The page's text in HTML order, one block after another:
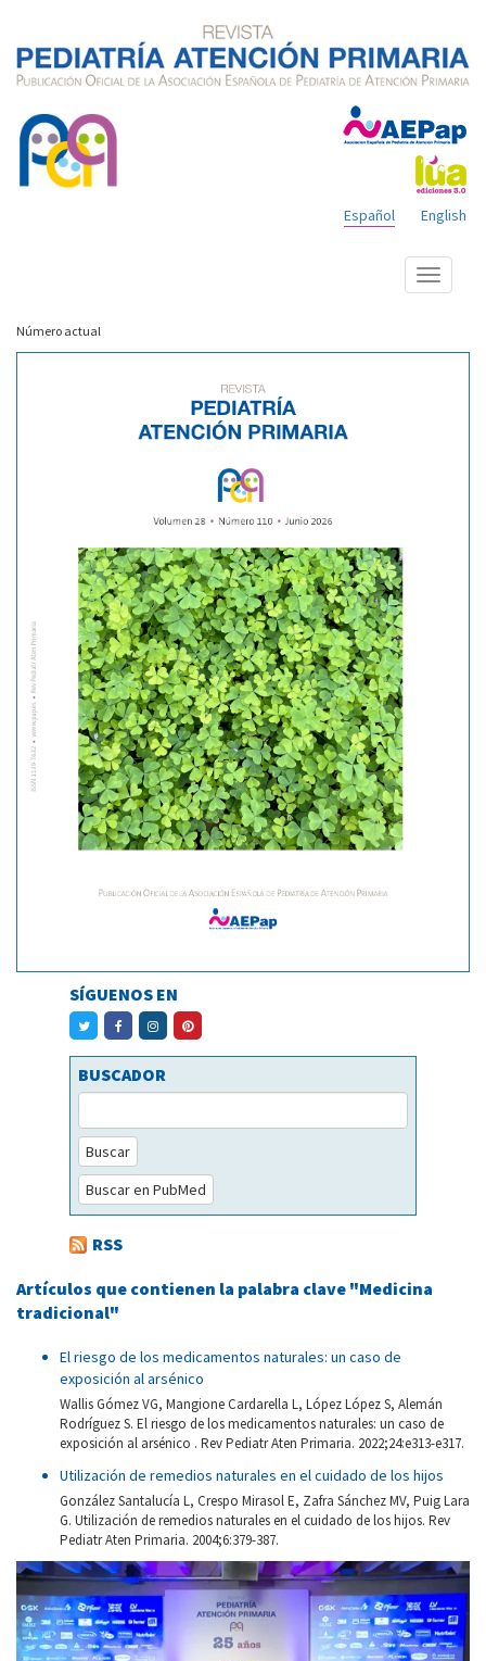
English
Español
Mostrar
menú
Número actual
SÍGUENOS EN
BUSCADOR
Buscar
Buscar en PubMed
RSS
Artículos que contienen la palabra clave "Medicina
tradicional"
El riesgo de los medicamentos naturales: un caso de
exposición al arsénico
Wallis Gómez VG, Mangione Cardarella L, López López S, Alemán
Rodríguez S. El riesgo de los medicamentos naturales: un caso de
exposición al arsénico . Rev Pediatr Aten Primaria. 2022;24:e313-e317.
Utilización de remedios naturales en el cuidado de los hijos
González Santalucía L, Crespo Mirasol E, Zafra Sánchez MV, Puig Lara
G. Utilización de remedios naturales en el cuidado de los hijos. Rev
Pediatr Aten Primaria. 2004;6:379-387.